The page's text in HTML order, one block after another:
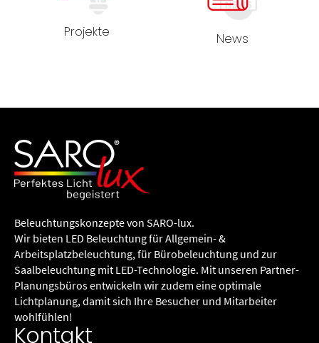
Projekte News
Beleuchtungs­konzepte von SARO-lux.
Wir bieten LED Beleuchtung für Allgemein- &
Arbeitsplatzbeleuchtung, für Büro­beleuchtung und zur
Saalbeleuchtung mit LED-Technologie. Mit unseren Partner-
Planungsbüros entwickeln wir zudem eine optimale
Lichtplanung, damit sich Ihre Besucher und Mitarbeiter
wohlfühlen!
Kontakt